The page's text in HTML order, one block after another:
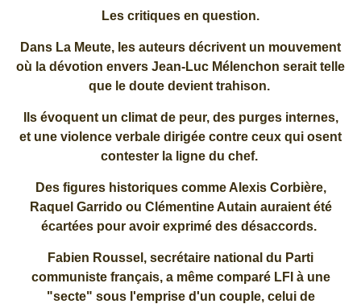
Les critiques en question.
Dans La Meute, les auteurs décrivent un mouvement
où la dévotion envers Jean-Luc Mélenchon serait telle
que le doute devient trahison.
Ils évoquent un climat de peur, des purges internes,
et une violence verbale dirigée contre ceux qui osent
contester la ligne du chef.
Des figures historiques comme Alexis Corbière,
Raquel Garrido ou Clémentine Autain auraient été
écartées pour avoir exprimé des désaccords.
Fabien Roussel, secrétaire national du Parti
communiste français, a même comparé LFI à une
"secte" sous l'emprise d'un couple, celui de